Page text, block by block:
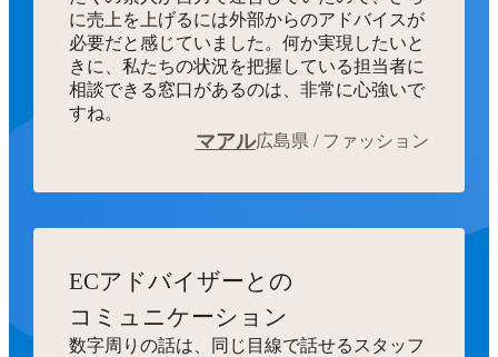
に売上を上げるには外部からのアドバイスが
必要だと感じていました。何か実現したいと
きに、私たちの状況を把握している担当者に
相談できる窓口があるのは、非常に心強いで
すね。
マアル広島県 / ファッション
ECアドバイザーとの
コミュニケーション
数字周りの話は、同じ目線で話せるスタッフ